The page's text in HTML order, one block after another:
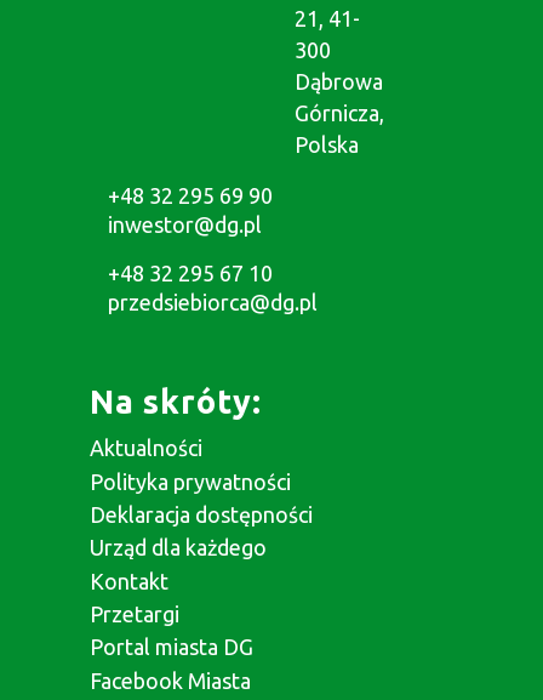
21, 41-
300
Dąbrowa
Górnicza,
Polska
+48 32 295 69 90
inwestor@dg.pl
+48 32 295 67 10
przedsiebiorca@dg.pl
Na skróty:
Aktualności
Polityka prywatności
Deklaracja dostępności
Urząd dla każdego
Kontakt
Przetargi
Portal miasta DG
Facebook Miasta